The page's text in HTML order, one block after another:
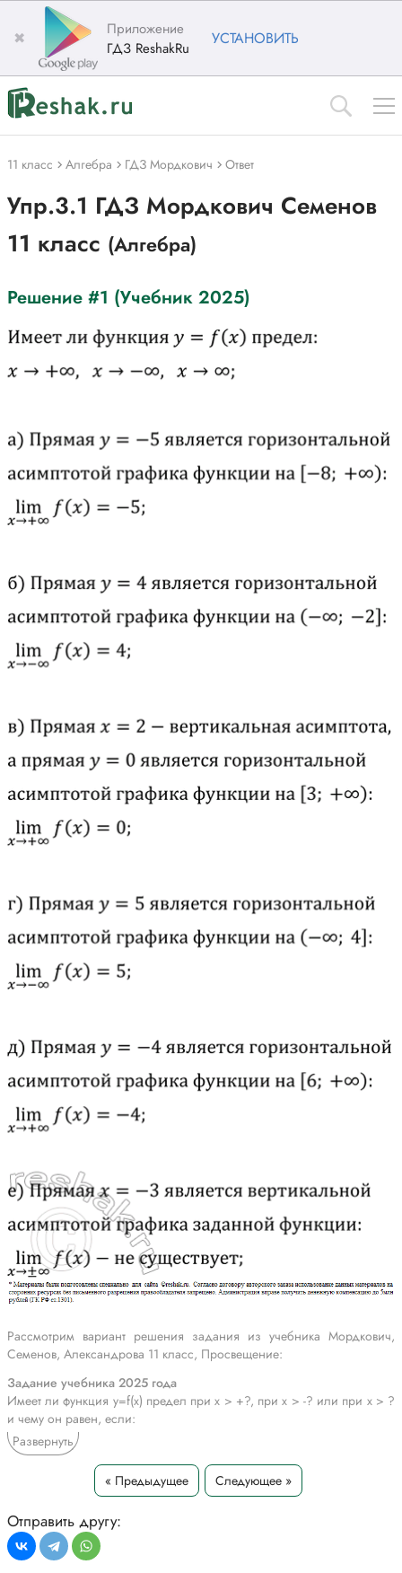
✖
Приложение
ГДЗ ReshakRu
УСТАНОВИТЬ
11 класс Алгебра ГДЗ Мордкович Ответ
Упр.3.1 ГДЗ Мордкович Семенов
11 класс (Алгебра)
Решение #1 (Учебник 2025)
Рассмотрим вариант решения задания из учебника Мордкович,
Семенов, Александрова 11 класс, Просвещение:
Задание учебника 2025 года
Имеет ли функция y=f(x) предел при х > +?, при x > -? или при x > ?
и чему он равен, если:
а) прямая y=-5 является горизонтальной асимптотой графика
функции на луче [-8; +?);
б) прямая y=4 является горизонтальной асимптотой графика
функции на луче (-?; -2];
прямая y=0 является горизонтальной асимптотой графика функции
на луче [3; +?);
г) прямая y=5 является горизонтальной асимптотой графика функции
Развернуть
« Предыдущее Следующее »
Отправить другу: